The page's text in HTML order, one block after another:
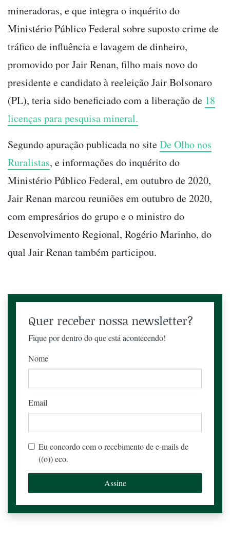
mineradoras, e que integra o inquérito do
Ministério Público Federal sobre suposto crime de
tráfico de influência e lavagem de dinheiro,
promovido por Jair Renan, filho mais novo do
presidente e candidato à reeleição Jair Bolsonaro
(PL), teria sido beneficiado com a liberação de 18
licenças para pesquisa mineral.
Segundo apuração publicada no siteDe Olho nos
Ruralistas, e informações do inquérito do
Ministério Público Federal, em outubro de 2020,
Jair Renan marcou reuniões em outubro de 2020,
com empresários do grupo e o ministro do
Desenvolvimento Regional, Rogério Marinho, do
qual Jair Renan também participou.
Quer receber nossa newsletter?
Fique por dentro do que está acontecendo!
Nome
Email
Eu concordo com o recebimento de e-mails de
((o)) eco.